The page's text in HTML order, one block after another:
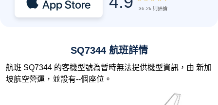
36.2k 則評論
SQ7344 航班詳情
航班 SQ7344 的客機型號為暫時無法提供機型資訊，由 新加
坡航空營運，並設有--個座位。